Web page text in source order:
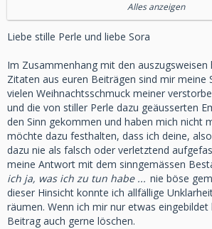
Kann man hier überhaupt etwas falsch
sowieso alle in unserem Schmerz vereint.
gegenseitig sagen, falls wir den anderen
verstehen sollten.
...
Alles anzeigen
Liebe stille Perle und liebe Sora
Im Zusammenhang mit den
Zitaten aus euren Beiträgen sind mir meine
vielen Weihnachtsschmuck meiner
und die von stiller Perle dazu geäusserten
den Sinn gekommen und haben mich nicht
möchte dazu festhalten, dass ich deine,
dazu nie als falsch oder verletztend
meine Antwort mit dem sinngemässen
ich ja, was ich zu tun habe ... nie böse
dieser Hinsicht konnte ich allfällige
räumen. Wenn ich mir nur etwas eingebildet
Beitrag auch gerne löschen.